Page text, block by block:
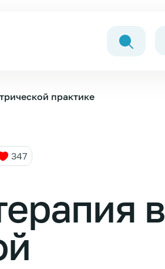
практике
347
в